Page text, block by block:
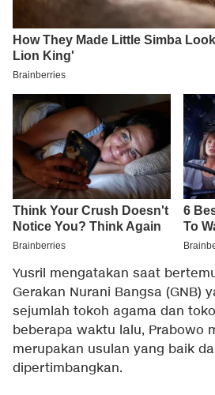
Yusril mengatakan saat
Gerakan Nurani Bangsa (GNB)
sejumlah tokoh agama dan
beberapa waktu lalu, Prabowo
merupakan usulan yang baik
dipertimbangkan.